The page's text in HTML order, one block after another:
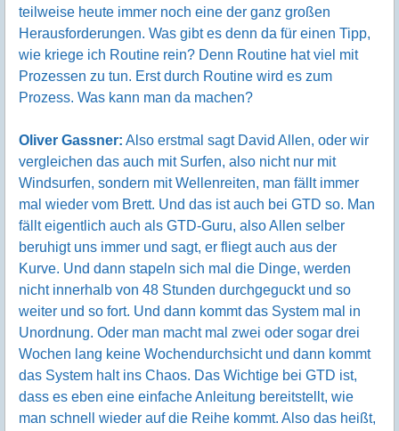
teilweise heute immer noch eine der ganz großen
Herausforderungen. Was gibt es denn da für einen Tipp,
wie kriege ich Routine rein? Denn Routine hat viel mit
Prozessen zu tun. Erst durch Routine wird es zum
Prozess. Was kann man da machen?
Oliver Gassner: Also erstmal sagt David Allen, oder wir
vergleichen das auch mit Surfen, also nicht nur mit
Windsurfen, sondern mit Wellenreiten, man fällt immer
mal wieder vom Brett. Und das ist auch bei GTD so. Man
fällt eigentlich auch als GTD-Guru, also Allen selber
beruhigt uns immer und sagt, er fliegt auch aus der
Kurve. Und dann stapeln sich mal die Dinge, werden
nicht innerhalb von 48 Stunden durchgeguckt und so
weiter und so fort. Und dann kommt das System mal in
Unordnung. Oder man macht mal zwei oder sogar drei
Wochen lang keine Wochendurchsicht und dann kommt
das System halt ins Chaos. Das Wichtige bei GTD ist,
dass es eben eine einfache Anleitung bereitstellt, wie
man schnell wieder auf die Reihe kommt. Also das heißt,